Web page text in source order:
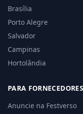
Brasília
Porto Alegre
Salvador
Campinas
Hortolândia
PARA FORNECEDORES
Anuncie na Festverso